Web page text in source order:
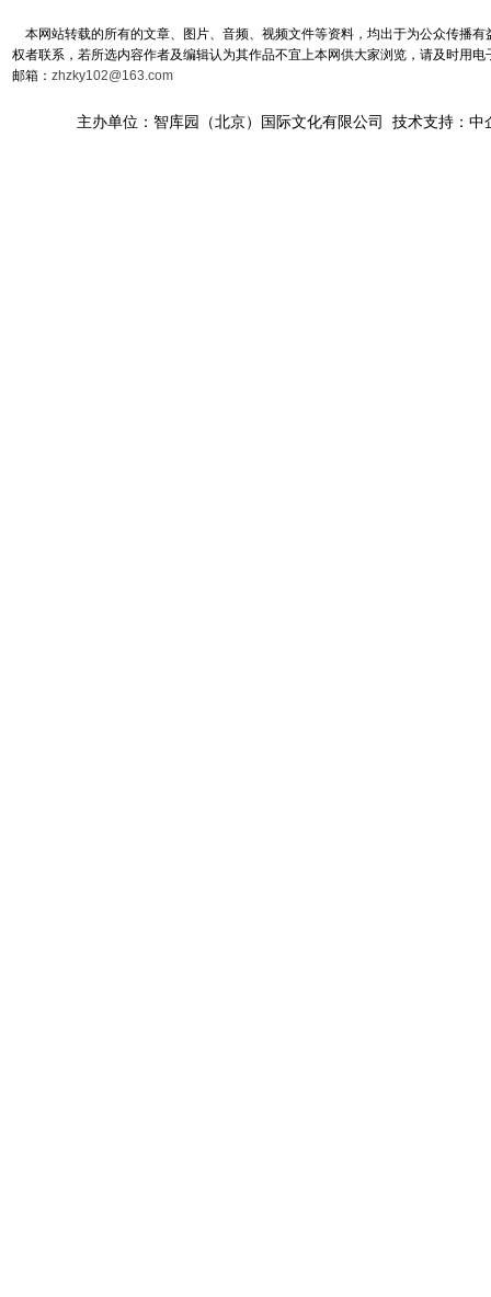
本网站转载的所有的文章、图片、音频、视频文件等资料，均出于为公众传播
权者联系，若所选内容作者及编辑认为其作品不宜上本网供大家浏览，请及时用
邮箱： zhzky102@163.com
主办单位：智库园（北京）国际文化有限公司 技术支持：